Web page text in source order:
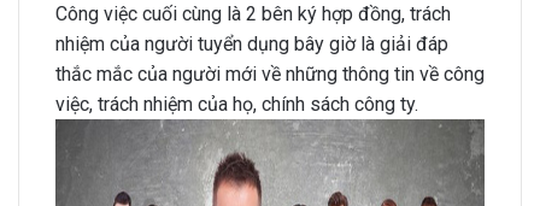
Công việc cuối cùng là 2 bên ký hợp đồng, trách
nhiệm của người tuyển dụng bây giờ là giải đáp
thắc mắc của người mới về những thông tin về công
việc, trách nhiệm của họ, chính sách công ty.